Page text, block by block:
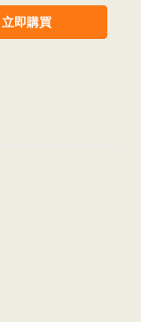
立即購買